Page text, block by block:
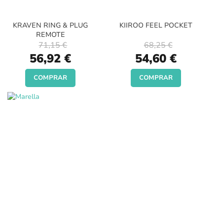
KRAVEN RING & PLUG
REMOTE
Special
Price
56,92 €
71,15 €
COMPRAR
KIIROO FEEL POCKET
Special
Price
54,60 €
68,25 €
COMPRAR